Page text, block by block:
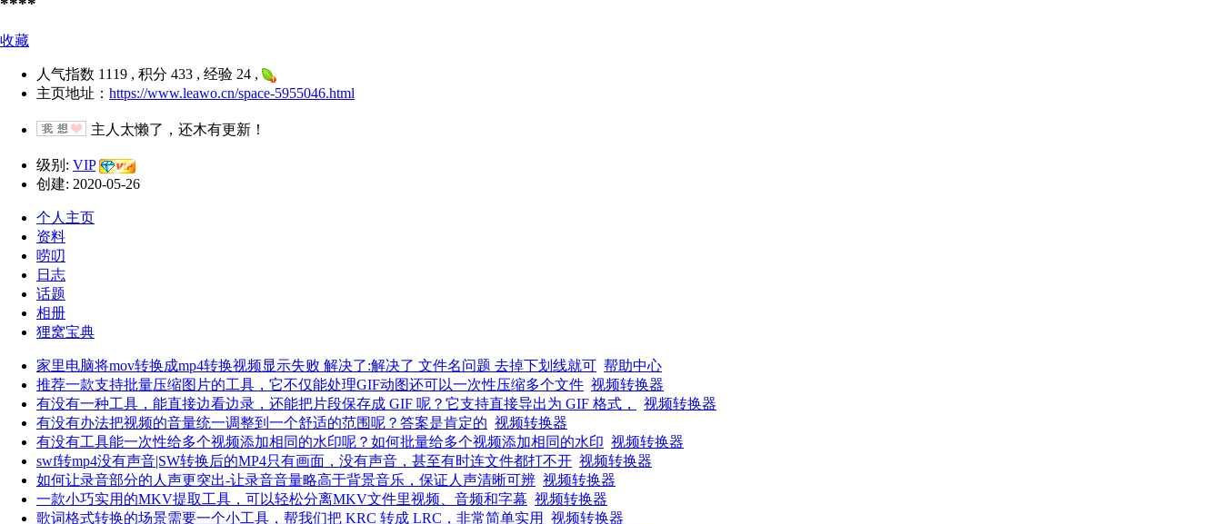
****
收藏
人气指数 1119 , 积分 433 , 经验 24 ,
主页地址： https://www.leawo.cn/space-5955046.html
主人太懒了，还木有更新！
级别: VIP
创建: 2020-05-26
个人主页
资料
唠叨
日志
话题
相册
狸窝宝典
家里电脑将mov转换成mp4转换视频显示失败 解决了:解决了 文件名问题 去掉下划线就可 帮助中心
推荐一款支持批量压缩图片的工具，它不仅能处理GIF动图还可以一次性压缩多个文件 视频转换器
有没有一种工具，能直接边看边录，还能把片段保存成 GIF 呢？它支持直接导出为 GIF 格式，
视频转换器
有没有办法把视频的音量统一调整到一个舒适的范围呢？答案是肯定的 视频转换器
有没有工具能一次性给多个视频添加相同的水印呢？如何批量给多个视频添加相同的水印 视频转换器
swf转mp4没有声音|SW转换后的MP4只有画面，没有声音，甚至有时连文件都打不开 视频转换器
如何让录音部分的人声更突出-让录音音量略高于背景音乐，保证人声清晰可辨 视频转换器
一款小巧实用的MKV提取工具，可以轻松分离MKV文件里视频、音频和字幕 视频转换器
歌词格式转换的场景需要一个小工具，帮我们把 KRC 转成 LRC，非常简单实用
视频转换器